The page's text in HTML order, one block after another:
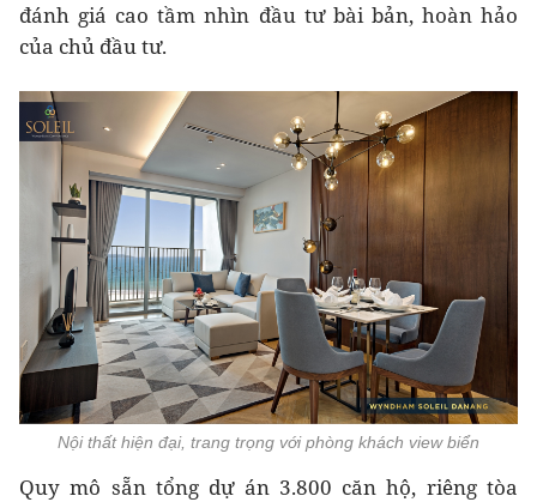
đánh giá cao tầm nhìn đầu tư bài bản, hoàn hảo
của chủ đầu tư.
Nội thất hiện đại, trang trọng với phòng khách view biển
Quy mô sẵn tổng dự án 3.800 căn hộ, riêng tòa